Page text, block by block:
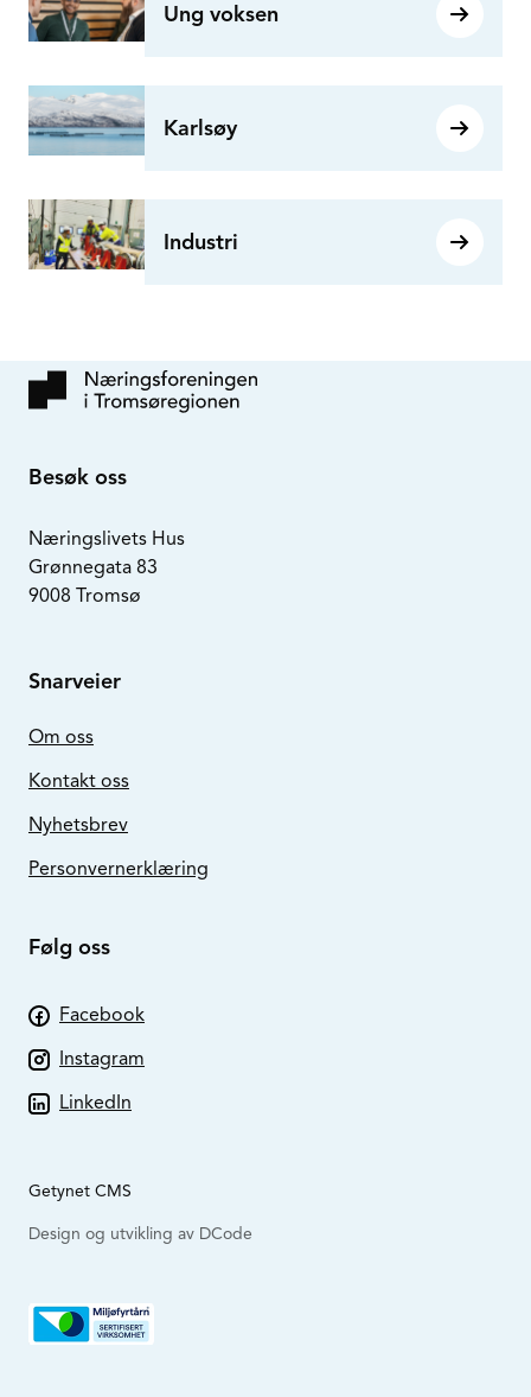
Ung voksen
Karlsøy
Industri
Besøk oss
Næringslivets Hus
Grønnegata 83
9008 Tromsø
Snarveier
Om oss
Kontakt oss
Nyhetsbrev
Personvernerklæring
Følg oss
Facebook
Instagram
LinkedIn
Getynet CMS
Design og utvikling av DCode